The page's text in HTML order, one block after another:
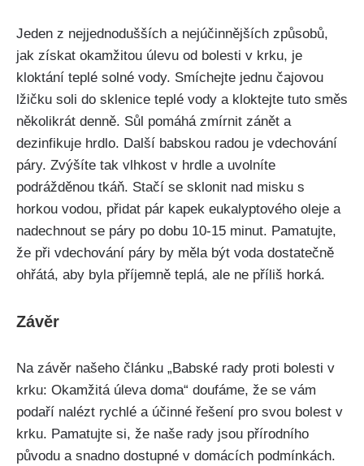
Jeden z nejjednodušších⁢ a⁢ nejúčinnějších způsobů,
jak​ získat okamžitou úlevu od ⁢bolesti v krku, je
kloktání teplé ‌solné‍ vody. Smíchejte jednu čajovou
lžičku‍ soli‍ do sklenice teplé ​vody⁢ a⁢ kloktejte ⁤tuto‍ směs
‌několikrát denně. Sůl ‌pomáhá zmírnit⁢ zánět a
dezinfikuje hrdlo. Další babskou radou je vdechování
páry. Zvýšíte tak vlhkost v hrdle a uvolníte
podrážděnou tkáň. Stačí se sklonit nad misku s
horkou vodou, přidat pár kapek eukalyptového oleje a​
nadechnout se⁣ páry po ‌dobu ‌10-15 minut. Pamatujte,
že při‌ vdechování páry by měla​ být⁣ voda dostatečně
ohřátá,‍ aby ​byla příjemně teplá, ale ⁤ne příliš horká.
Závěr
Na závěr našeho ⁢článku „Babské‌ rady proti‍ bolesti ​v‍
krku: Okamžitá⁣ úleva doma“ doufáme, že se⁢ vám
podaří nalézt ​rychlé a účinné řešení pro svou bolest‌ v
krku.⁣ Pamatujte si, že naše rady jsou přírodního
původu‍ a snadno dostupné v⁣ domácích‌ podmínkách.⁤